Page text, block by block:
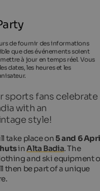
de fournir des informations
que des événements soient
à jour en temps réel. Vous
dates, les heures et les
sports fans celebrate
with an
style!
take place on 5 and 6
inAlta Badia. The
and ski equipment
then be part of a unique